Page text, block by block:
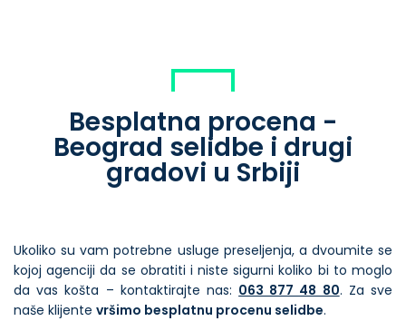
Besplatna procena -
Beograd selidbe i drugi
gradovi u Srbiji
Ukoliko su vam potrebne usluge preseljenja, a dvoumite se
kojoj agenciji da se obratiti i niste sigurni koliko bi to moglo
da vas košta – kontaktirajte nas: 063 877 48 80. Za sve
naše klijente vršimo besplatnu procenu selidbe.